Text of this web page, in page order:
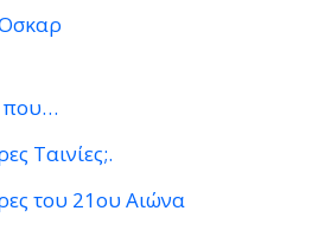
που…
Ταινίες;.
του 21ου Αιώνα